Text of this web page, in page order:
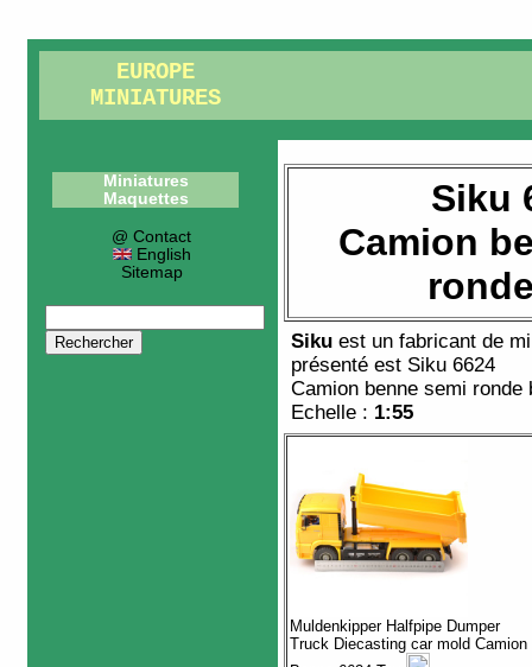
EUROPE
MINIATURES
Miniatures
Maquettes
@ Contact
English
Sitemap
Siku
Camion
Siku est un fabricant de
présenté est Siku 6624
Camion benne semi ronde
Echelle : 1:55
Muldenkipper Halfpipe Dumper
Truck Diecasting car mold Camion